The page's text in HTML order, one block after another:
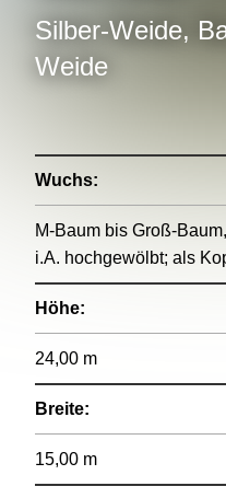
Silber-Weide,
Weide
Wuchs:
M-Baum bis Groß-
i.A. hochgewölbt; als
Höhe:
24,00 m
Breite:
15,00 m